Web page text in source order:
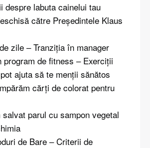
despre labuta cainelui tau
către Președintele Klaus
zile – Tranziția în manager
program de fitness – Exerciții
ajuta să te menții sănătos
cărți de colorat pentru
parul cu sampon vegetal
de Bare – Criterii de